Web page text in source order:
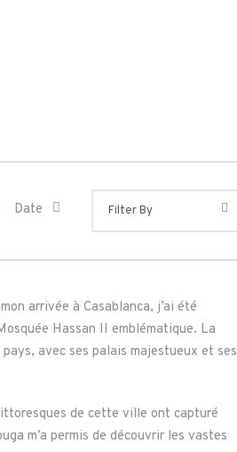
Date
arrivée à Casablanca, j’ai été
Hassan II emblématique. La
avec ses palais majestueux et ses
de cette ville ont capturé
m’a permis de découvrir les vastes